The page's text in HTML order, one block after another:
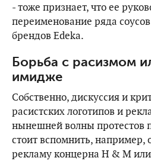
- тоже признает, что ее
переименование ряда
брендов Edeka.
Борьба с расизмом
имидже
Собственно, дискуссия и
расистских логотипов и
нынешней волны протестов
стоит вспомнить, например,
рекламу концерна H & M